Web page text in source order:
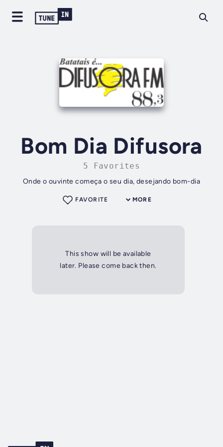
Bom Dia Difusora
5 Favorites
Onde o ouvinte começa o seu dia, desejando bom-dia
MORE
FAVORITE
This show will be available
later. Please come back then.